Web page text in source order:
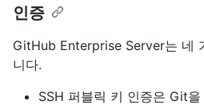
인증
GitHub Enterprise Server는 네
니다.
SSH 퍼블릭 키 인증은 Git